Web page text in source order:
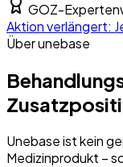
GOZ-
Aktion verlängert:
Über unebase
Unebase ist kein
Medizinprodukt –